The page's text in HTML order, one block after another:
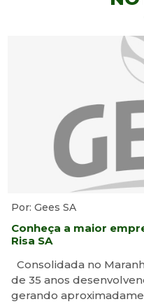
Por: Gees SA
Conheça a maior
Risa SA
Consolidada no
de 35 anos
gerando